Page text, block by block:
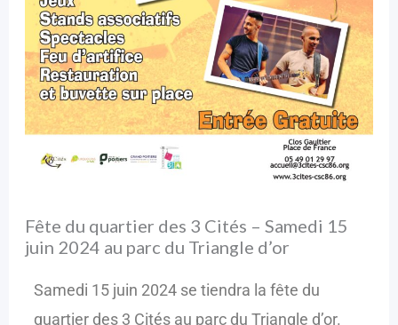
Fête du quartier des 3 Cités – Samedi 15
juin 2024 au parc du Triangle d’or
Samedi 15 juin 2024 se tiendra la fête du
quartier des 3 Cités au parc du Triangle d’or.